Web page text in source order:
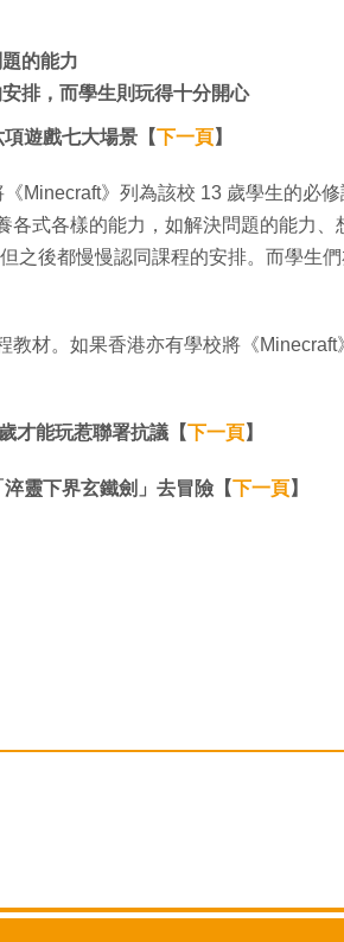
的能力
排，而學生則玩得十分開心
遊戲七大場景【下一頁】
Minecraft》列為該校 13 歲學生的必修
式各樣的能力，如解決問題的能力、
之後都慢慢認同課程的安排。而學生
材。如果香港亦有學校將《Minecraft
才能玩惹聯署抗議【下一頁】
靈下界玄鐵劍」去冒險【下一頁】